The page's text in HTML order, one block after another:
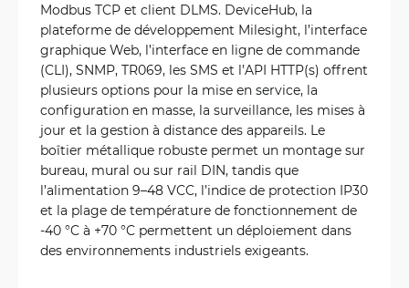
Modbus TCP et client DLMS. DeviceHub, la
plateforme de développement Milesight, l’interface
graphique Web, l’interface en ligne de commande
(CLI), SNMP, TR069, les SMS et l’API HTTP(s) offrent
plusieurs options pour la mise en service, la
configuration en masse, la surveillance, les mises à
jour et la gestion à distance des appareils. Le
boîtier métallique robuste permet un montage sur
bureau, mural ou sur rail DIN, tandis que
l’alimentation 9–48 VCC, l’indice de protection IP30
et la plage de température de fonctionnement de
-40 °C à +70 °C permettent un déploiement dans
des environnements industriels exigeants.